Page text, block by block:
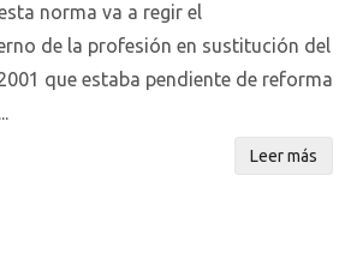
norma va a regir el
de la profesión en sustitución del
que estaba pendiente de reforma
...
Leer más